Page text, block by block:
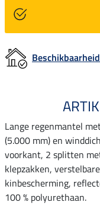
Lange regenmantel
(5.000 mm) en
voorkant, 2 splitten
klepzakken,
kinbescherming,
100 % polyurethaan.